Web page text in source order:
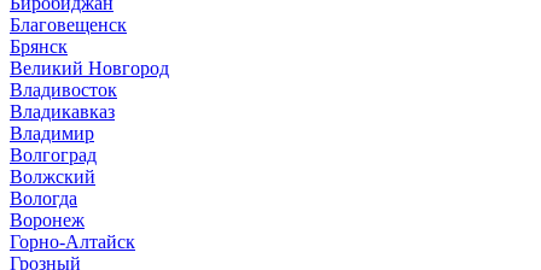
Благовещенск
Брянск
Великий Новгород
Владивосток
Владикавказ
Владимир
Волгоград
Волжский
Вологда
Воронеж
Горно-Алтайск
Грозный